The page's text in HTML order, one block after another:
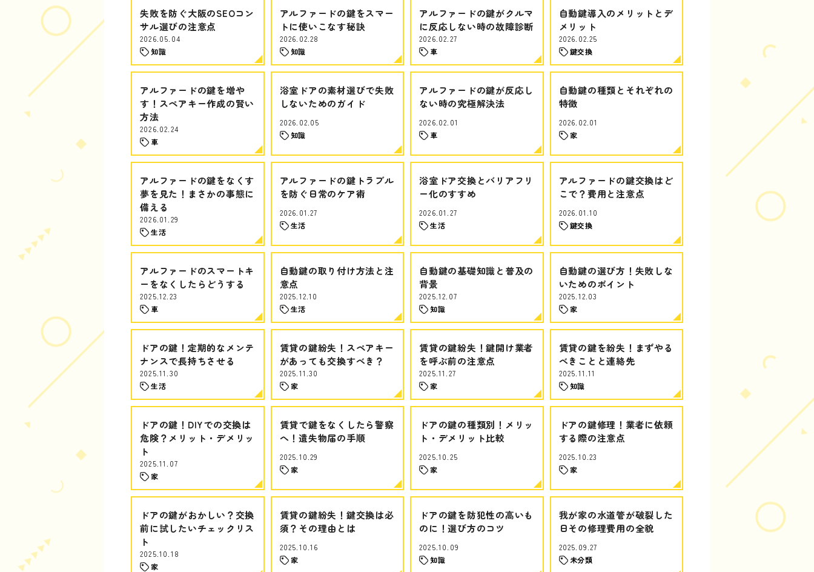
失敗を防ぐ大阪のSEOコン
サル選びの注意点
2026.05.04
知識
アルファードの鍵をスマー
トに使いこなす秘訣
2026.02.28
知識
アルファードの鍵がクルマ
に反応しない時の故障診断
2026.02.27
車
自動鍵導入のメリットとデ
メリット
2026.02.25
鍵交換
アルファードの鍵を増や
す！スペアキー作成の賢い
方法
2026.02.24
車
浴室ドアの素材選びで失敗
しないためのガイド
2026.02.05
知識
アルファードの鍵が反応し
ない時の究極解決法
2026.02.01
車
自動鍵の種類とそれぞれの
特徴
2026.02.01
家
アルファードの鍵をなくす
夢を見た！まさかの事態に
備える
2026.01.29
生活
アルファードの鍵トラブル
を防ぐ日常のケア術
2026.01.27
生活
浴室ドア交換とバリアフリ
ー化のすすめ
2026.01.27
生活
アルファードの鍵交換はど
こで？費用と注意点
2026.01.10
鍵交換
アルファードのスマートキ
ーをなくしたらどうする
2025.12.23
車
自動鍵の取り付け方法と注
意点
2025.12.10
生活
自動鍵の基礎知識と普及の
背景
2025.12.07
知識
自動鍵の選び方！失敗しな
いためのポイント
2025.12.03
家
ドアの鍵！定期的なメンテ
ナンスで長持ちさせる
2025.11.30
生活
賃貸の鍵紛失！スペアキー
があっても交換すべき？
2025.11.30
家
賃貸の鍵紛失！鍵開け業者
を呼ぶ前の注意点
2025.11.27
家
賃貸の鍵を紛失！まずやる
べきことと連絡先
2025.11.11
知識
ドアの鍵！DIYでの交換は
危険？メリット・デメリッ
ト
2025.11.07
家
賃貸で鍵をなくしたら警察
へ！遺失物届の手順
2025.10.29
家
ドアの鍵の種類別！メリッ
ト・デメリット比較
2025.10.25
家
ドアの鍵修理！業者に依頼
する際の注意点
2025.10.23
家
ドアの鍵がおかしい？交換
前に試したいチェックリス
ト
2025.10.18
家
賃貸の鍵紛失！鍵交換は必
須？その理由とは
2025.10.16
家
ドアの鍵を防犯性の高いも
のに！選び方のコツ
2025.10.09
知識
我が家の水道管が破裂した
日その修理費用の全貌
2025.09.27
未分類